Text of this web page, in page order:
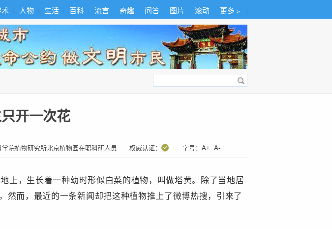
术 人物 生活 百科 流言 奇趣 问答 图片 滚动 更多﹥
开一次花
院植物研究所北京植物园在职科研人员 权威认证： 字号： A+ A-
上，生长着一种幼时形似白菜的植物，叫做塔黄。除了当地居
而，最近的一条新闻却把这种植物推上了微博热搜，引来了